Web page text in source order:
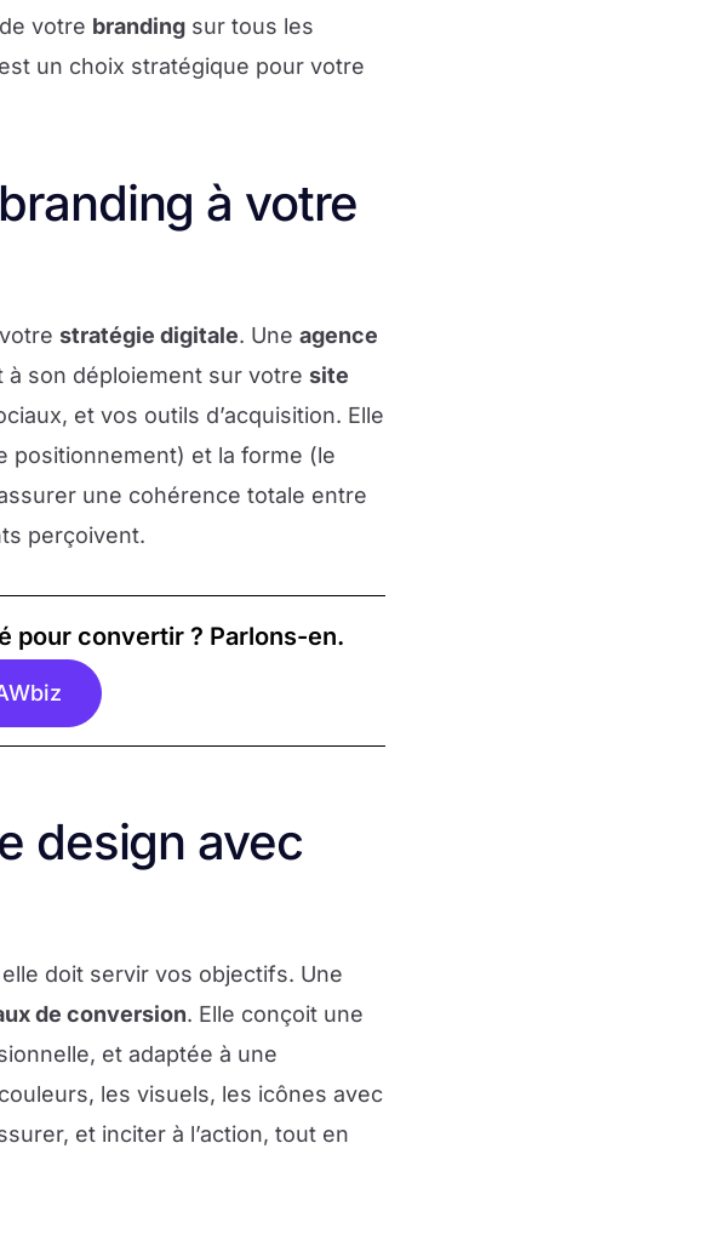
votre branding sur tous les
un choix stratégique pour votre
à votre
stratégie digitale. Une agence
son déploiement sur votre site
et vos outils d’acquisition. Elle
positionnement) et la forme (le
une cohérence totale entre
perçoivent.
pour convertir ? Parlons-en.
design avec
doit servir vos objectifs. Une
de conversion. Elle conçoit une
et adaptée à une
les visuels, les icônes avec
et inciter à l’action, tout en